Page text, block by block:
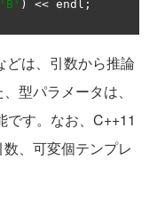
'B' ) << endl ;
は、引数から推論
型パラメータは、
です。なお、C++11
、可変個テンプレ